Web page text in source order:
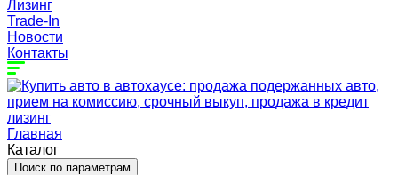
Лизинг
Trade-In
Новости
Контакты
Главная
Каталог
Поиск по параметрам